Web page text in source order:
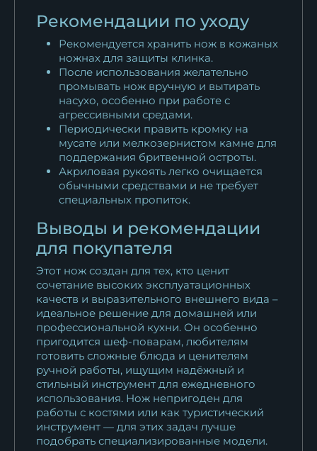
Рекомендации по уходу
Рекомендуется хранить нож в кожаных
ножнах для защиты клинка.
После использования желательно
промывать нож вручную и вытирать
насухо, особенно при работе с
агрессивными средами.
Периодически править кромку на
мусате или мелкозернистом камне для
поддержания бритвенной остроты.
Акриловая рукоять легко очищается
обычными средствами и не требует
специальных пропиток.
Выводы и рекомендации
для покупателя
Этот нож создан для тех, кто ценит
сочетание высоких эксплуатационных
качеств и выразительного внешнего вида –
идеальное решение для домашней или
профессиональной кухни. Он особенно
пригодится шеф-поварам, любителям
готовить сложные блюда и ценителям
ручной работы, ищущим надёжный и
стильный инструмент для ежедневного
использования. Нож непригоден для
работы с костями или как туристический
инструмент — для этих задач лучше
подобрать специализированные модели.